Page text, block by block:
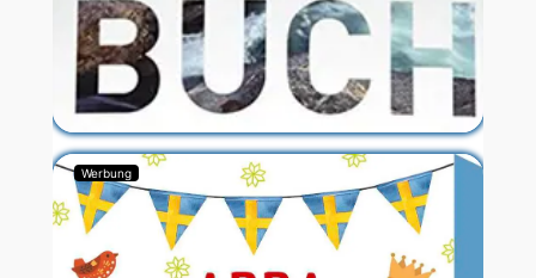
Werbung